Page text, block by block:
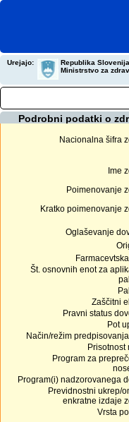
Urejajo:
Republika Slovenija
Ministrstvo za
Podrobni podatki o
Nacionalna šifra
Ime
Poimenovanje
Kratko poimenovanje
Oglaševanje
Št. osnovnih enot za
Zaščitni
Pravni status
Pot
Način/režim
Prisotnost
Program za
Program(i) nadzorovanega
Previdnostni ukrep/
enkratne izdaje
Vrsta